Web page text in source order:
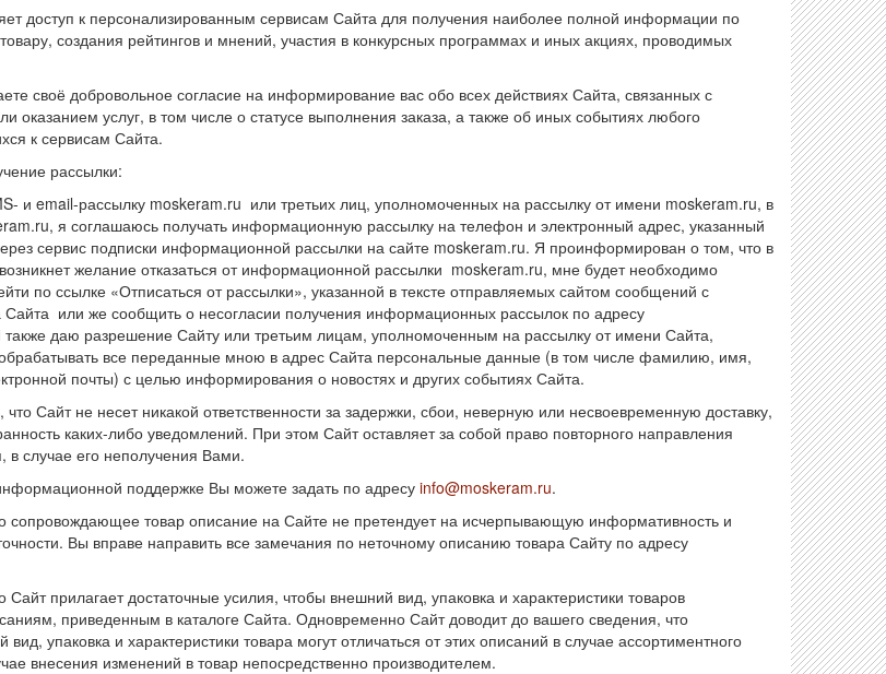
доступ к персонализированным сервисам Сайта для получения наиболее полной информации по
создания рейтингов и мнений, участия в конкурсных программах и иных акциях, проводимых
своё добровольное согласие на информирование вас обо всех действиях Сайта, связанных с
оказанием услуг, в том числе о статусе выполнения заказа, а также об иных событиях любого
к сервисам Сайта.
рассылки:
и email-рассылку moskeram.ru или третьих лиц, уполномоченных на рассылку от имени moskeram.ru, в
я соглашаюсь получать информационную рассылку на телефон и электронный адрес, указанный
сервис подписки информационной рассылки на сайте moskeram.ru. Я проинформирован о том, что в
желание отказаться от информационной рассылки moskeram.ru, мне будет необходимо
по ссылке «Отписаться от рассылки», указанной в тексте отправляемых сайтом сообщений с
Сайта или же сообщить о несогласии получения информационных рассылок по адресу
также даю разрешение Сайту или третьим лицам, уполномоченным на рассылку от имени Сайта,
все переданные мною в адрес Сайта персональные данные (в том числе фамилию, имя,
почты) с целью информирования о новостях и других событиях Сайта.
Сайт не несет никакой ответственности за задержки, сбои, неверную или несвоевременную доставку,
каких-либо уведомлений. При этом Сайт оставляет за собой право повторного направления
в случае его неполучения Вами.
поддержке Вы можете задать по адресу info@moskeram.ru.
сопровождающее товар описание на Сайте не претендует на исчерпывающую информативность и
Вы вправе направить все замечания по неточному описанию товара Сайту по адресу
Сайт прилагает достаточные усилия, чтобы внешний вид, упаковка и характеристики товаров
приведенным в каталоге Сайта. Одновременно Сайт доводит до вашего сведения, что
упаковка и характеристики товара могут отличаться от этих описаний в случае ассортиментного
внесения изменений в товар непосредственно производителем.